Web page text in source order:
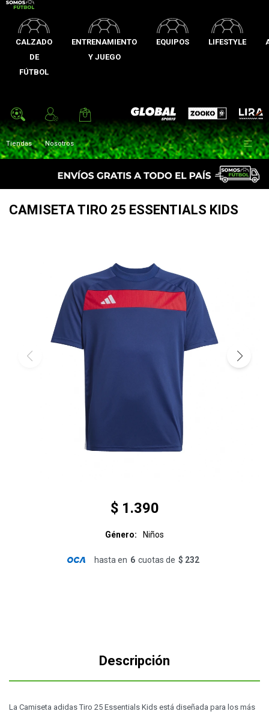
CALZADO
DE
FÚTBOL
ENTRENAMIENTO
Y JUEGO
EQUIPOS LIFESTYLE
Global Sports Zooko Lira
Tiendas Nosotros 
CAMISETA TIRO 25 ESSENTIALS KIDS
$ 1.390
Género Niños
hasta en 6 cuotas de $ 232
Descripción
La Camiseta adidas Tiro 25 Essentials Kids está diseñada para los más